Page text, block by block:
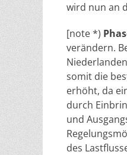
wird nun an
[note *)
verändern.
somit die
erhöht, da
durch
und
des